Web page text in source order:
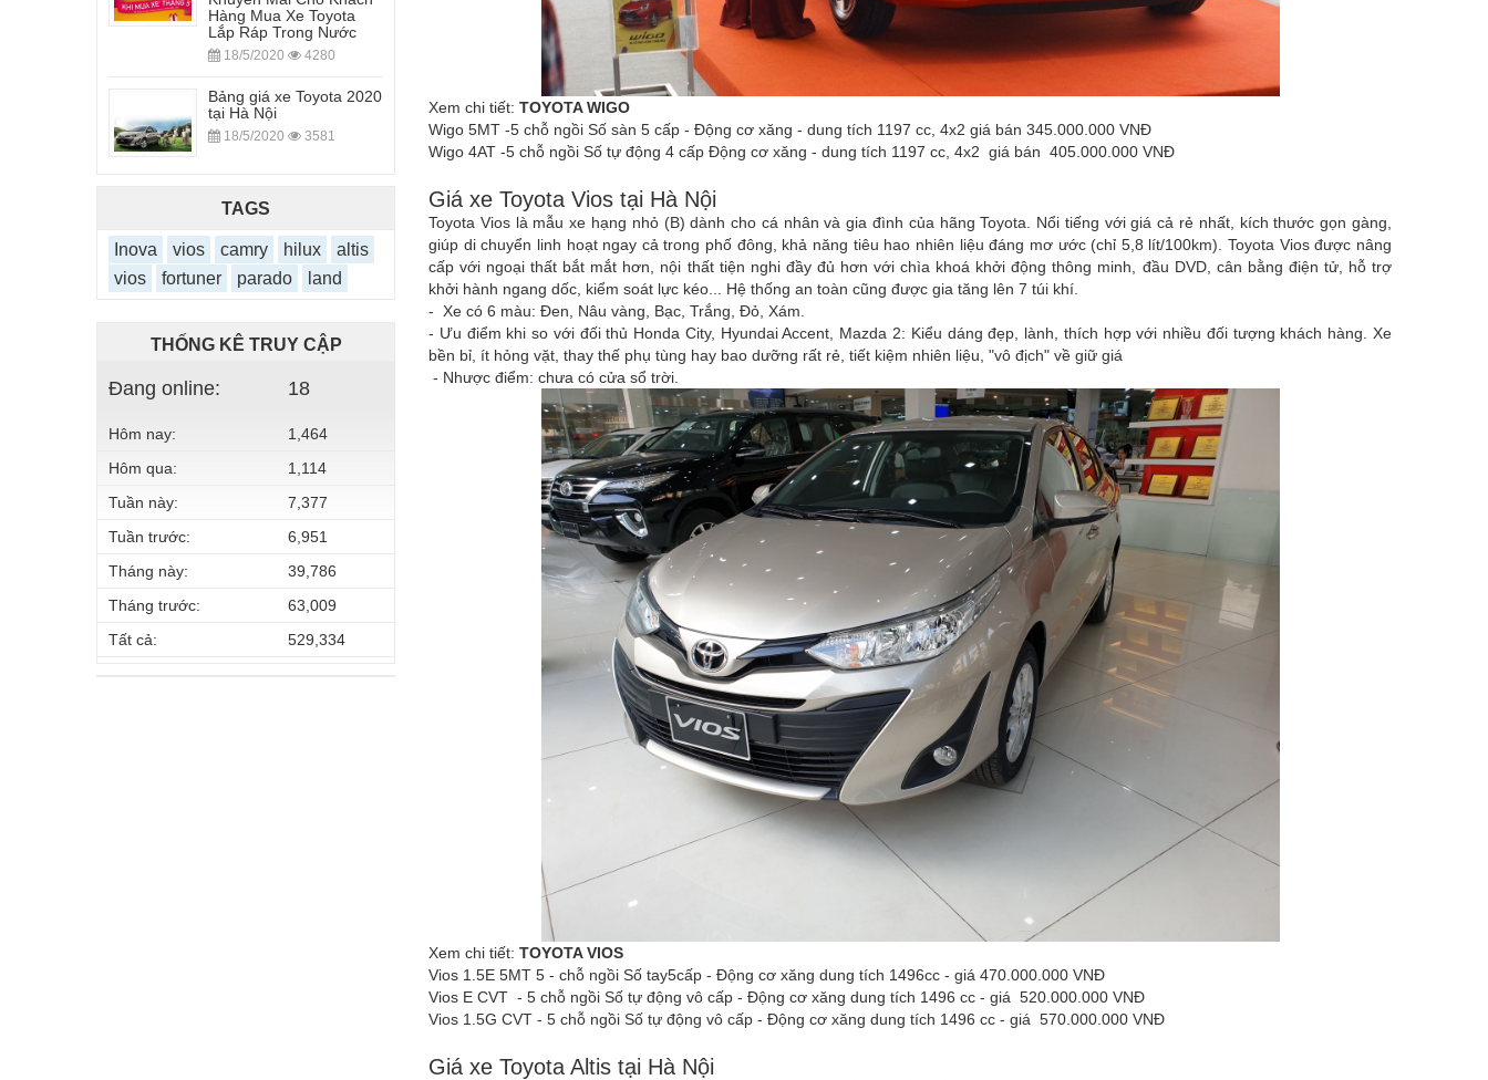
Xem chi tiết: TOYOTA WIGO
Wigo 5MT -5 chỗ ngồi Số sàn 5 cấp - Động cơ xăng - dung tích 1197 cc, 4x2 giá bán 345.000.000 VNĐ
Wigo 4AT -5 chỗ ngồi Số tự động 4 cấp Động cơ xăng - dung tích 1197 cc, 4x2 giá bán 405.000.000 VNĐ
Giá xe Toyota Vios tại Hà Nội
Toyota Vios là mẫu xe hạng nhỏ (B) dành cho cá nhân và gia đình của hãng Toyota. Nổi tiếng với giá cả rẻ nhất, kích thước gọn gàng,
giúp di chuyển linh hoạt ngay cả trong phố đông, khả năng tiêu hao nhiên liệu đáng mơ ước (chỉ 5,8 lít/100km). Toyota Vios được nâng
cấp với ngoại thất bắt mắt hơn, nội thất tiện nghi đầy đủ hơn với chìa khoá khởi động thông minh, đầu DVD, cân bằng điện tử, hỗ trợ
khởi hành ngang dốc, kiểm soát lực kéo... Hệ thống an toàn cũng được gia tăng lên 7 túi khí.
- Xe có 6 màu: Đen, Nâu vàng, Bạc, Trắng, Đỏ, Xám.
- Ưu điểm khi so với đối thủ Honda City, Hyundai Accent, Mazda 2: Kiểu dáng đẹp, lành, thích hợp với nhiều đối tượng khách hàng. Xe
bền bỉ, ít hỏng vặt, thay thế phụ tùng hay bao dưỡng rất rẻ, tiết kiệm nhiên liệu, "vô địch" về giữ giá
- Nhược điểm: chưa có cửa sổ trời.
Xem chi tiết: TOYOTA VIOS
Vios 1.5E 5MT 5 - chỗ ngồi Số tay5cấp - Động cơ xăng dung tích 1496cc - giá 470.000.000 VNĐ
Vios E CVT - 5 chỗ ngồi Số tự động vô cấp - Động cơ xăng dung tích 1496 cc - giá 520.000.000 VNĐ
Vios 1.5G CVT - 5 chỗ ngồi Số tự động vô cấp - Động cơ xăng dung tích 1496 cc - giá 570.000.000 VNĐ
Giá xe Toyota Altis tại Hà Nội
Hàng Mua Xe Toyota
Lắp Ráp Trong Nước
18/5/2020 4280
Bảng giá xe Toyota 2020
tại Hà Nội
18/5/2020 3581
TAGS
Inova vios camry hilux
altis
vios
fortuner parado land
THỐNG KÊ TRUY CẬP
Đang online: 18
Hôm nay:
1,464
Hôm qua:
1,114
Tuần này:
7,377
Tuần trước:
6,951
Tháng này:
39,786
Tháng trước:
63,009
Tất cả:
529,334